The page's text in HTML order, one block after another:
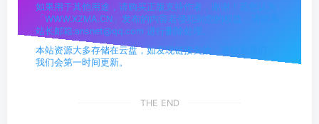
如果用于其他用途，请购买正版支持作者，谢谢！若您认为
「WWW.XZMA.CN」发布的内容若侵犯到您的权益，请联系
站长邮箱:ansnet@qq.com 进行删除处理。
本站资源大多存储在云盘，如发现链接失效，请联系我们，
我们会第一时间更新。
THE END